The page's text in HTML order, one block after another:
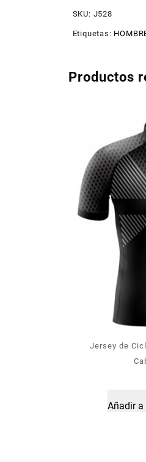
SKU: J528
Etiquetas:
Productos
Jersey de
Añadir a